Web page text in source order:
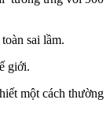
sai lầm.
giới.
một cách thường